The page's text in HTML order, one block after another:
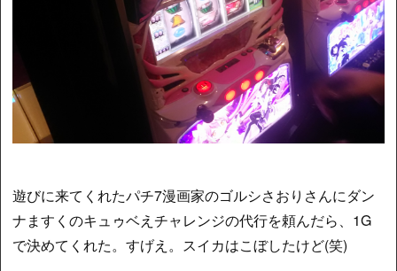
遊びに来てくれたパチ7漫画家のゴルシさおりさんにダン
ナますくのキュゥベえチャレンジの代行を頼んだら、1G
で決めてくれた。すげえ。スイカはこぼしたけど(笑)